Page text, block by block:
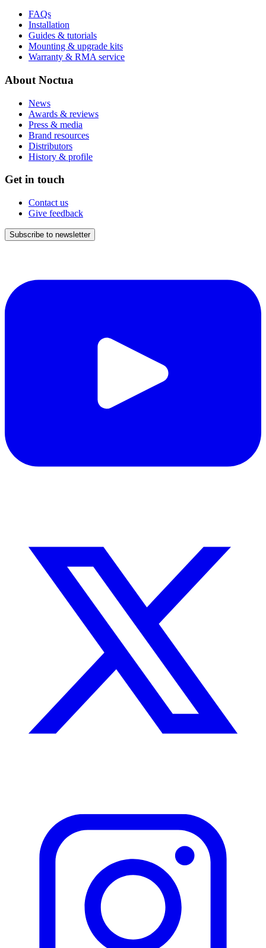
FAQs
Installation
Guides & tutorials
Mounting & upgrade kits
Warranty & RMA service
About Noctua
News
Awards & reviews
Press & media
Brand resources
Distributors
History & profile
Get in touch
Contact us
Give feedback
Subscribe to newsletter